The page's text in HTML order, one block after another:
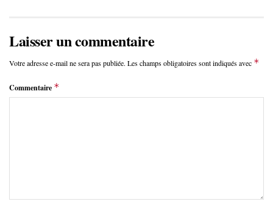
Laisser un commentaire
Votre adresse e-mail ne sera pas publiée. Les champs obligatoires sont indiqués avec *
Commentaire *